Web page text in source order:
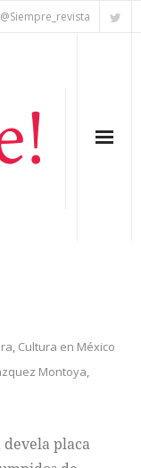
, Cultura en México
Montoya,
placa